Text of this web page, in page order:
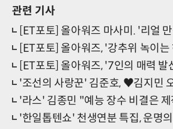
관련 기사
[ET포토] 올아워즈 마사미. '리얼
[ET포토] 올아워즈, '강추위 녹이는
[ET포토] 올아워즈, '7인의 매력 발
'조선의 사랑꾼' 김준호, ♥김지민 오열
'라스' 김종민 "예능 장수 비결은
'한일톱텐쇼' 천생연분 특집, 운명의 짝 찾